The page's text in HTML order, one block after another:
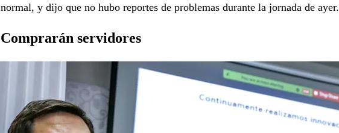
normal, y dijo que no hubo reportes de problemas durante la jornada de ayer.
Comprarán servidores